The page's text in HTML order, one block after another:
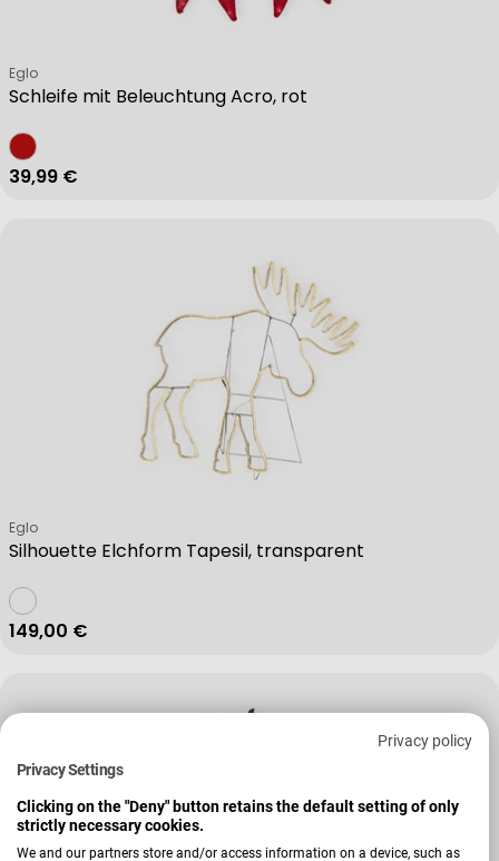
Privacy policy
Privacy Settings
Clicking on the "Deny" button retains the default setting of only
strictly necessary cookies.
We and our partners store and/or access information on a device, such as
Schleife mit Beleuchtung Acro, rot
Verkäufer:
Eglo
Regulärer Preis
39,99 €
Silhouette Elchform Tapesil, transparent
Verkäufer:
Eglo
Regulärer Preis
149,00 €